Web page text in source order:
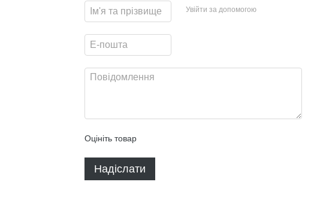
Увійти за допомогою
Оцініть товар
Надіслати